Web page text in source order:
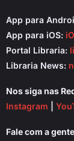
App para
App para iOS:
Portal Libraria:
Libraria News:
Nos siga nas
Instagram
Fale com a